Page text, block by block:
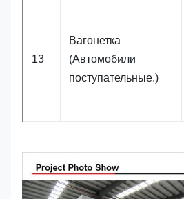
13
Вагонетка
(Автомобили
поступательные.)